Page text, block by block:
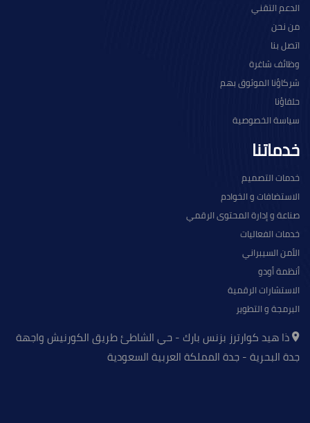
الدعم التقني
من نحن
اتصل بنا
وظائف شاغرة
شركاؤنا الموثوق بهم
حلفاؤنا
سياسة الخصوصية
خدماتنا
خدمات التصميم
الاستضافات و الخوادم
صناعة و إدارة المحتوى الرقمي
خدمات الفعاليات
الأمن السيبراني
أنظمة أودو
الاستشارات الرقمية
البرمجة و التطوير
ذا هيد كوارترز بزنس بارك - حي الشاطئ طريق الكورنيش واجهة
جدة البحرية - جدة المملكة العربية السعودية